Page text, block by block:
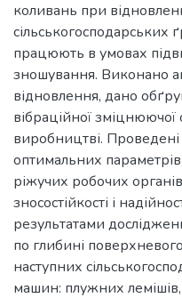
коливань при
працюють в умовах
зношування. Виконано
відновлення, дано
вібраційної
виробництві.
оптимальних
ріжучих робочих
зносостійкості і
результатами
по глибині
наступних
машин: плужних